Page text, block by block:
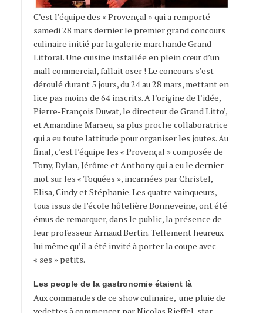
C’est l’équipe des « Provençal » qui a remporté
samedi 28 mars dernier le premier grand concours
culinaire initié par la galerie marchande Grand
Littoral. Une cuisine installée en plein cœur d’un
mall commercial, fallait oser ! Le concours s’est
déroulé durant 5 jours, du 24 au 28 mars, mettant en
lice pas moins de 64 inscrits. A l’origine de l’idée,
Pierre-François Duwat, le directeur de Grand Litto’,
et Amandine Marseu, sa plus proche collaboratrice
qui a eu toute lattitude pour organiser les joutes. Au
final, c’est l’équipe les « Provençal » composée de
Tony, Dylan, Jérôme et Anthony qui a eu le dernier
mot sur les « Toquées », incarnées par Christel,
Elisa, Cindy et Stéphanie. Les quatre vainqueurs,
tous issus de l’école hôtelière Bonneveine, ont été
émus de remarquer, dans le public, la présence de
leur professeur Arnaud Bertin. Tellement heureux
lui même qu’il a été invité à porter la coupe avec
« ses » petits.
Les people de la gastronomie étaient là
Aux commandes de ce show culinaire, une pluie de